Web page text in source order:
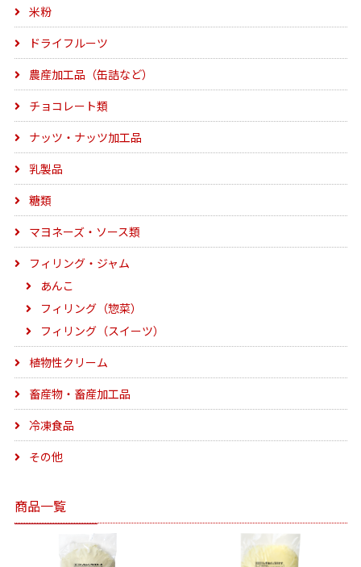
米粉
ドライフルーツ
農産加工品（缶詰など）
チョコレート類
ナッツ・ナッツ加工品
乳製品
糖類
マヨネーズ・ソース類
フィリング・ジャム
あんこ
フィリング（惣菜）
フィリング（スイーツ）
植物性クリーム
畜産物・畜産加工品
冷凍食品
その他
商品一覧